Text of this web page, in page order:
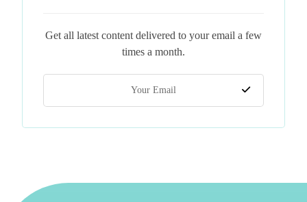
Get all latest content delivered to your email a few
times a month.